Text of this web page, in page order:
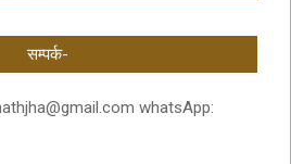
सम्पर्क-
whatsApp: